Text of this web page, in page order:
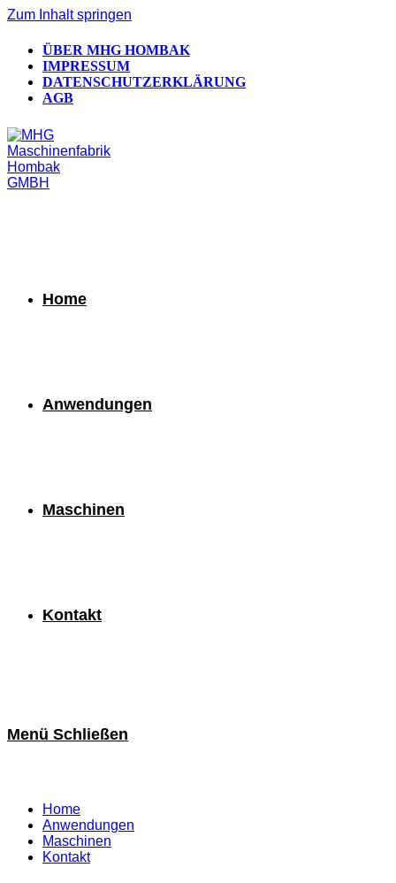
Zum Inhalt springen
ÜBER MHG HOMBAK
IMPRESSUM
DATENSCHUTZERKLÄRUNG
AGB
Home
Anwendungen
Maschinen
Kontakt
Menü Schließen
Home
Anwendungen
Maschinen
Kontakt